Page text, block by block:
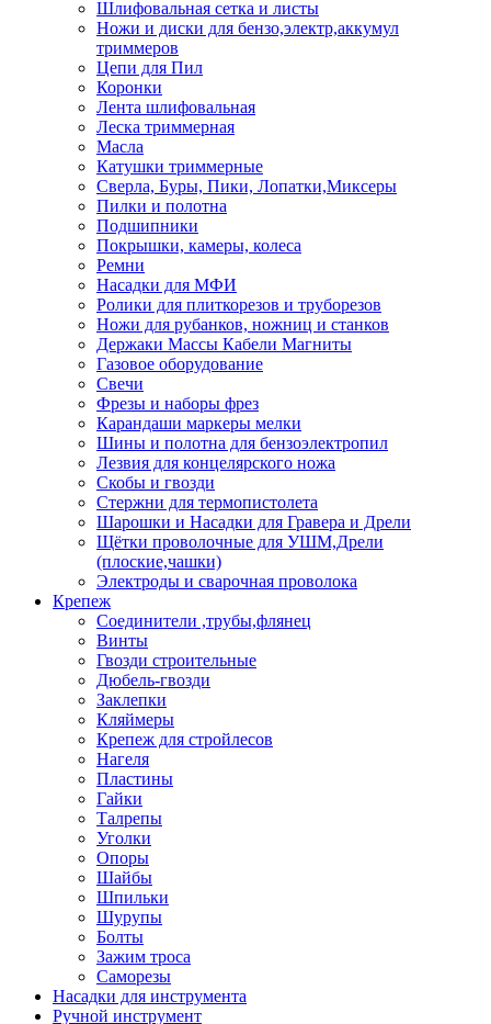
Шлифовальная сетка и листы
Ножи и диски для бензо,электр,аккумул
триммеров
Цепи для Пил
Коронки
Лента шлифовальная
Леска триммерная
Масла
Катушки триммерные
Сверла, Буры, Пики, Лопатки,Миксеры
Пилки и полотна
Подшипники
Покрышки, камеры, колеса
Ремни
Насадки для МФИ
Ролики для плиткорезов и труборезов
Ножи для рубанков, ножниц и станков
Держаки Массы Кабели Магниты
Газовое оборудование
Свечи
Фрезы и наборы фрез
Карандаши маркеры мелки
Шины и полотна для бензоэлектропил
Лезвия для концелярского ножа
Скобы и гвозди
Стержни для термопистолета
Шарошки и Насадки для Гравера и Дрели
Щётки проволочные для УШМ,Дрели
(плоские,чашки)
Электроды и сварочная проволока
Крепеж
Соединители ,трубы,флянец
Винты
Гвозди строительные
Дюбель-гвозди
Заклепки
Кляймеры
Крепеж для стройлесов
Нагеля
Пластины
Гайки
Талрепы
Уголки
Опоры
Шайбы
Шпильки
Шурупы
Болты
Зажим троса
Саморезы
Насадки для инструмента
Ручной инструмент